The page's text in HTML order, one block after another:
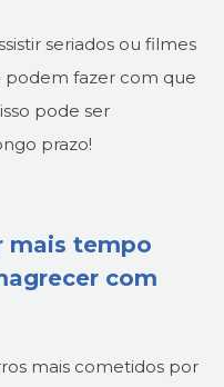
seriados ou filmes
podem fazer com que
pode ser
prazo!
mais tempo
com
mais cometidos por